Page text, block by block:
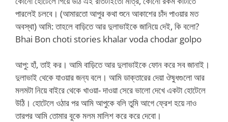
পারলেই চলবে। (আমারতো আপুর কথা শুনে আকাশের চাঁদ পাওয়ার মত
অবস্থা) আমি: তাহলে বাড়িতে আর দুলাভাইকে জানিয়ে দেই, কি বলো?
Bhai Bon choti stories khalar voda chodar golpo
আপু: হাঁ, তাই কর। আমি বাড়িতে আর দুলাভাইকে ফোন করে সব জানাই।
দুলাভাই থেকে যাওয়ার জন্য বলে। আমি ডাক্তারের দেয়া ঔষুধগুলো আর
মলমটা নিয়ে বাইরে থেকে খাওয়া- দাওয়া সেরে ভালো দেখে একটা হোটেলে
উঠি। হোটেলে ওঠার পর আমি আপুকে বলি তুমি আগে ফ্রেশ হয়ে নাও
তারপর আমি তোমার বুকে মলম মালিশ করে করে দেবো।